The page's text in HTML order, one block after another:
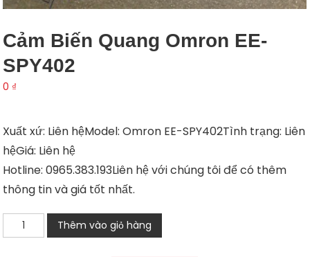
Cảm Biến Quang Omron EE-
SPY402
0 ₫
Xuất xứ: Liên hệModel: Omron EE-SPY402Tình trạng: Liên
hệGiá: Liên hệ
Hotline: 0965.383.193Liên hệ với chúng tôi để có thêm
thông tin và giá tốt nhất.
Cảm
biến
Thêm vào giỏ hàng